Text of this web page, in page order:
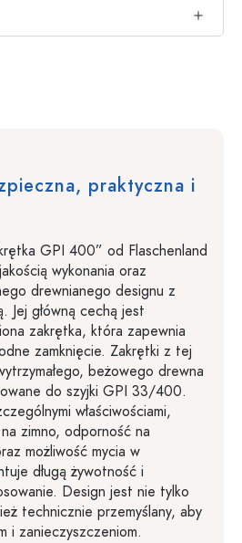
praktyczna i
GPI 400” od Flaschenland
wykonania oraz
drewnianego designu z
Jej główną cechą jest
zakrętka, która zapewnia
zamknięcie. Zakrętki z tej
beżowego drewna
do szyjki GPI 33/400.
właściwościami,
zimno, odporność na
możliwość mycia w
długą żywotność i
Design jest nie tylko
technicznie przemyślany, aby
i zanieczyszczeniom.